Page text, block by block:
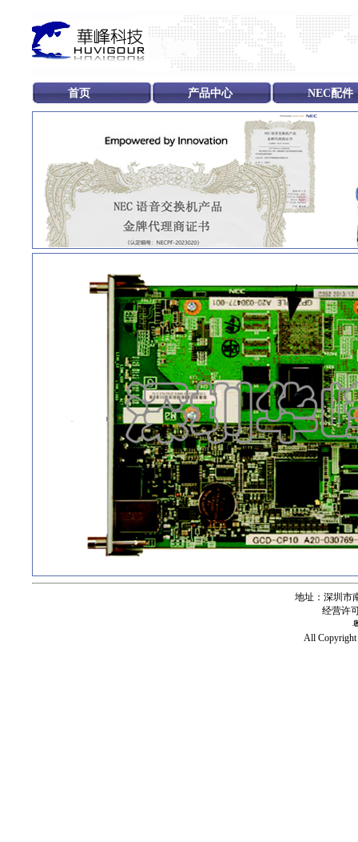
首页 产品中心 NEC配件
地址：深圳市
经营许
All